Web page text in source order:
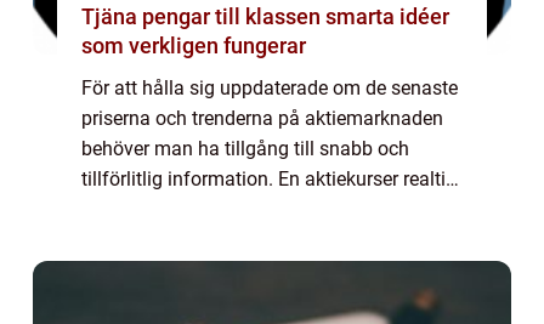
Tjäna pengar till klassen smarta idéer
som verkligen fungerar
För att hålla sig uppdaterade om de senaste
priserna och trenderna på aktiemarknaden
behöver man ha tillgång till snabb och
tillförlitlig information. En aktiekurser realtid